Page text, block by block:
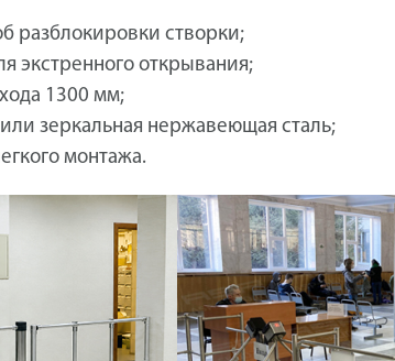
разблокировки створки;
экстренного открывания;
1300 мм;
зеркальная нержавеющая сталь;
монтажа.